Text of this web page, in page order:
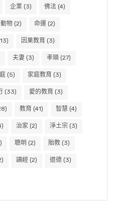
企業 (3) 佛法 (4)
動物 (2) 命運 (2)
因果教育 (3)
夫妻 (3) 孝順 (27)
(5) 家庭教育 (3)
(33) 愛的教育 (3)
教育 (41) 智慧 (4)
治家 (2) 淨土宗 (3)
聰明 (2) 胎教 (3)
讀經 (2) 道德 (3)